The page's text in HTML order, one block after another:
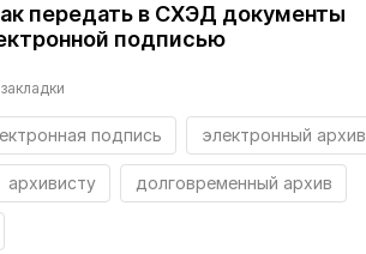
передать в СХЭД документы
подписью
подпись электронный архив
архивисту долговременный архив